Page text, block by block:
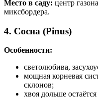
Место в саду: центр
миксбордера.
4. Сосна (Pinus)
Особенности:
светолюбива,
мощная корневая
склонов;
хвоя дольше